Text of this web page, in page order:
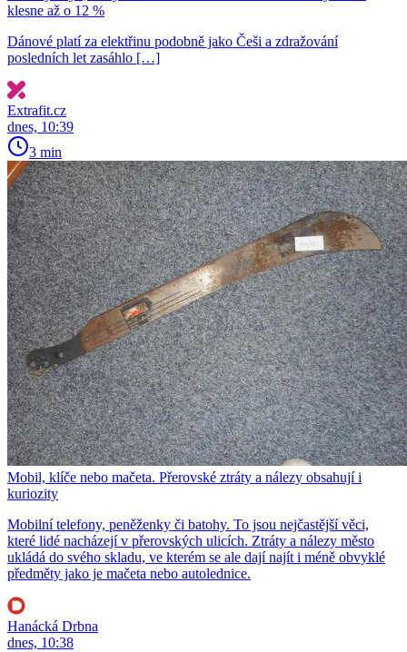
klesne až o 12 %
Dánové platí za elektřinu podobně jako Češi a zdražování
posledních let zasáhlo […]
Extrafit.cz
dnes, 10:39
3 min
Mobil, klíče nebo mačeta. Přerovské ztráty a nálezy obsahují i
kuriozity
Mobilní telefony, peněženky či batohy. To jsou nejčastější věci,
které lidé nacházejí v přerovských ulicích. Ztráty a nálezy město
ukládá do svého skladu, ve kterém se ale dají najít i méně obvyklé
předměty jako je mačeta nebo autolednice.
Hanácká Drbna
dnes, 10:38